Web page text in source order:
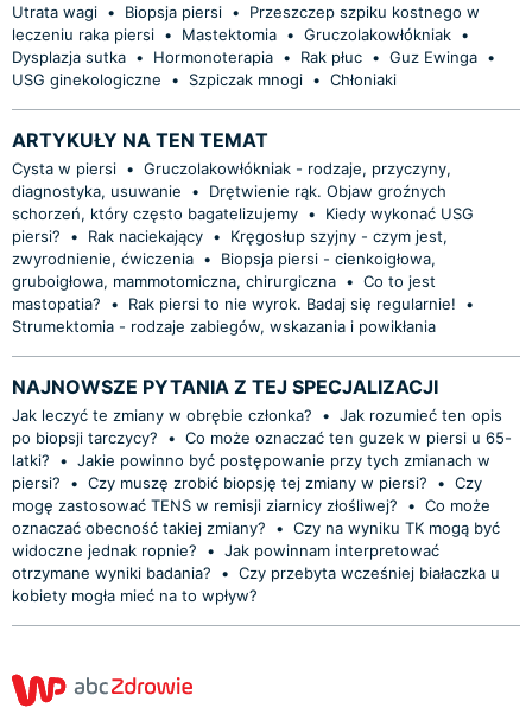
Utrata wagi • Biopsja piersi •
Przeszczep szpiku kostnego w
leczeniu raka piersi • Mastektomia • Gruczolakowłókniak •
Dysplazja sutka • Hormonoterapia • Rak płuc • Guz Ewinga •
USG ginekologiczne
• Szpiczak mnogi • Chłoniaki
ARTYKUŁY NA TEN TEMAT
Cysta w piersi • Gruczolakowłókniak - rodzaje, przyczyny,
diagnostyka, usuwanie
•
Drętwienie rąk. Objaw groźnych
schorzeń, który często bagatelizujemy •
Kiedy wykonać USG
piersi?
• Rak naciekający •
Kręgosłup szyjny - czym jest,
zwyrodnienie, ćwiczenia •
Biopsja piersi - cienkoigłowa,
gruboigłowa, mammotomiczna, chirurgiczna • Co to jest
mastopatia?
• Rak piersi to nie wyrok. Badaj się regularnie!
•
Strumektomia - rodzaje zabiegów, wskazania i powikłania
NAJNOWSZE PYTANIA Z TEJ SPECJALIZACJI
Jak leczyć te zmiany w obrębie członka? • Jak rozumieć ten opis
po biopsji tarczycy?
• Co może oznaczać ten guzek w piersi u 65-
latki?
• Jakie powinno być postępowanie przy tych zmianach w
piersi?
• Czy muszę zrobić biopsję tej zmiany w piersi? • Czy
mogę zastosować TENS w remisji ziarnicy złośliwej?
• Co może
oznaczać obecność takiej zmiany?
• Czy na wyniku TK mogą być
widoczne jednak ropnie?
• Jak powinnam interpretować
otrzymane wyniki badania?
• Czy przebyta wcześniej białaczka u
kobiety mogła mieć na to wpływ?